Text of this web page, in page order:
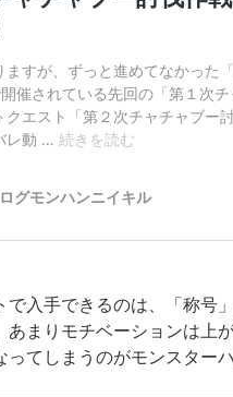
で入手できるのは、「称号
あまりモチベーションは上
ってしまうのがモンスター